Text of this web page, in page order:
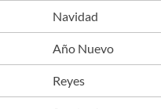
Navidad
Año Nuevo
Reyes